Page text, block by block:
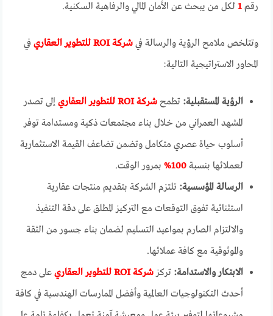
رقم1 لكل من يبحث عن الأمان المالي والرفاهية السكنية.
وتتلخص ملامح الرؤية والرسالة فيشركة ROI للتطوير العقاري
في
المحاور الاستراتيجية التالية:
الرؤية المستقبلية: تطمحشركة ROI للتطوير العقاري
إلى تصدر
المشهد العمراني من خلال بناء مجتمعات ذكية ومستدامة توفر
أسلوب حياة عصري متكامل وتضمن تضاعف القيمة الاستثمارية
لعملائها بنسبة100%
بمرور الوقت.
الرسالة المؤسسية: تلتزم الشركة بتقديم منتجات عقارية
استثنائية تفوق التوقعات مع التركيز المطلق على دقة التنفيذ
والالتزام الصارم بمواعيد التسليم لضمان بناء جسور من الثقة
والموثوقية مع كافة عملائها.
الابتكار والاستدامة: تركزشركة ROI للتطوير العقاري
على دمج
أحدث التكنولوجيات العالمية وأفضل الممارسات الهندسية في كافة